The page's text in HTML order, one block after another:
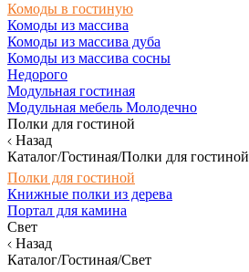
Комоды в гостиную
Комоды из массива
Комоды из массива дуба
Комоды из массива сосны
Недорого
Модульная гостиная
Модульная мебель Молодечно
Полки для гостиной
Назад
Каталог/Гостиная/Полки для гостиной
Полки для гостиной
Книжные полки из дерева
Портал для камина
Свет
Назад
Каталог/Гостиная/Свет